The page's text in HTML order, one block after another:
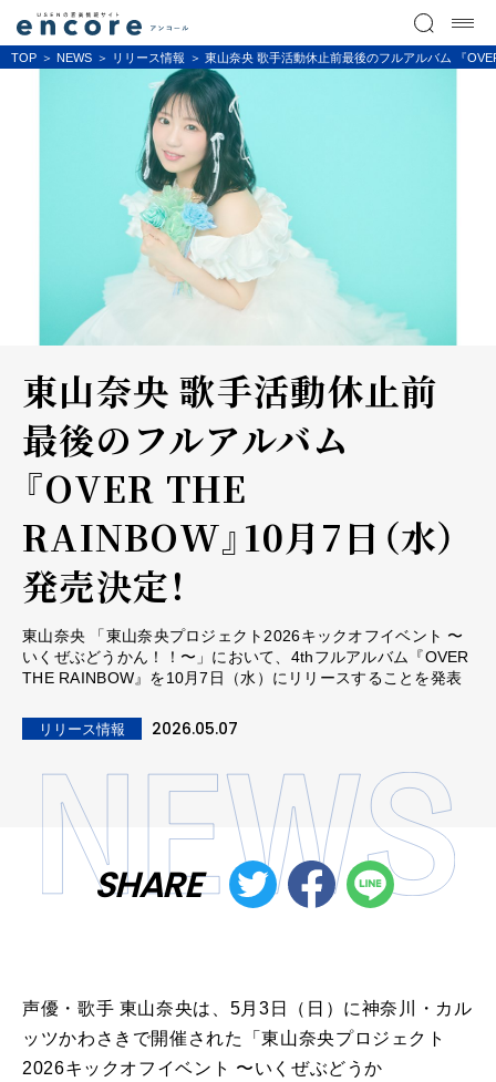
TOP NEWS リリース情報 東山奈央 歌手活動休止前最後のフルアルバム 『
東山奈央 歌手活動休止前
最後のフルアルバム
『OVER THE
RAINBOW』10月7日（水）
発売決定！
東山奈央 「東山奈央プロジェクト2026キックオフイベント 〜
いくぜぶどうかん！！〜」において、4thフルアルバム『OVER
THE RAINBOW』を10月7日（水）にリリースすることを発表
リリース情報 2026.05.07
SHARE
声優・歌手 東山奈央は、5月3日（日）に神奈川・カル
ッツかわさきで開催された「東山奈央プロジェクト
2026キックオフイベント 〜いくぜぶどうか